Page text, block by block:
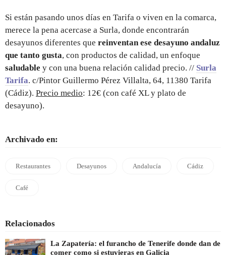
Si están pasando unos días en Tarifa o viven en la comarca,
merece la pena acercase a Surla, donde encontrarán
desayunos diferentes que reinventan ese desayuno andaluz
que tanto gusta, con productos de calidad, un enfoque
saludable y con una buena relación calidad precio. // Surla
Tarifa. c/Pintor Guillermo Pérez Villalta, 64, 11380 Tarifa
(Cádiz). Precio medio: 12€ (con café XL y plato de
desayuno).
Archivado en:
Restaurantes Desayunos Andalucía Cádiz
Café
Relacionados
La Zapatería: el furancho de Tenerife donde dan de
comer como si estuvieras en Galicia